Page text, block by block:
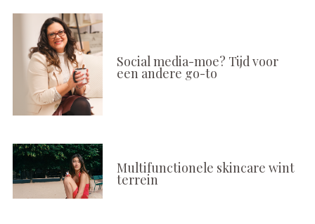
Social media-moe? Tijd voor
een andere go-to
Multifunctionele skincare wint
terrein